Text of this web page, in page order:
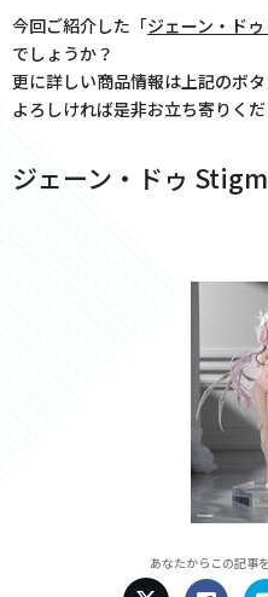
今回ご紹介した「ジェーン・ド
でしょうか？
更に詳しい商品情報は上記のボ
よろしければ是非お立ち寄りくだ
ジェーン・ドゥ
あなたからこの記事